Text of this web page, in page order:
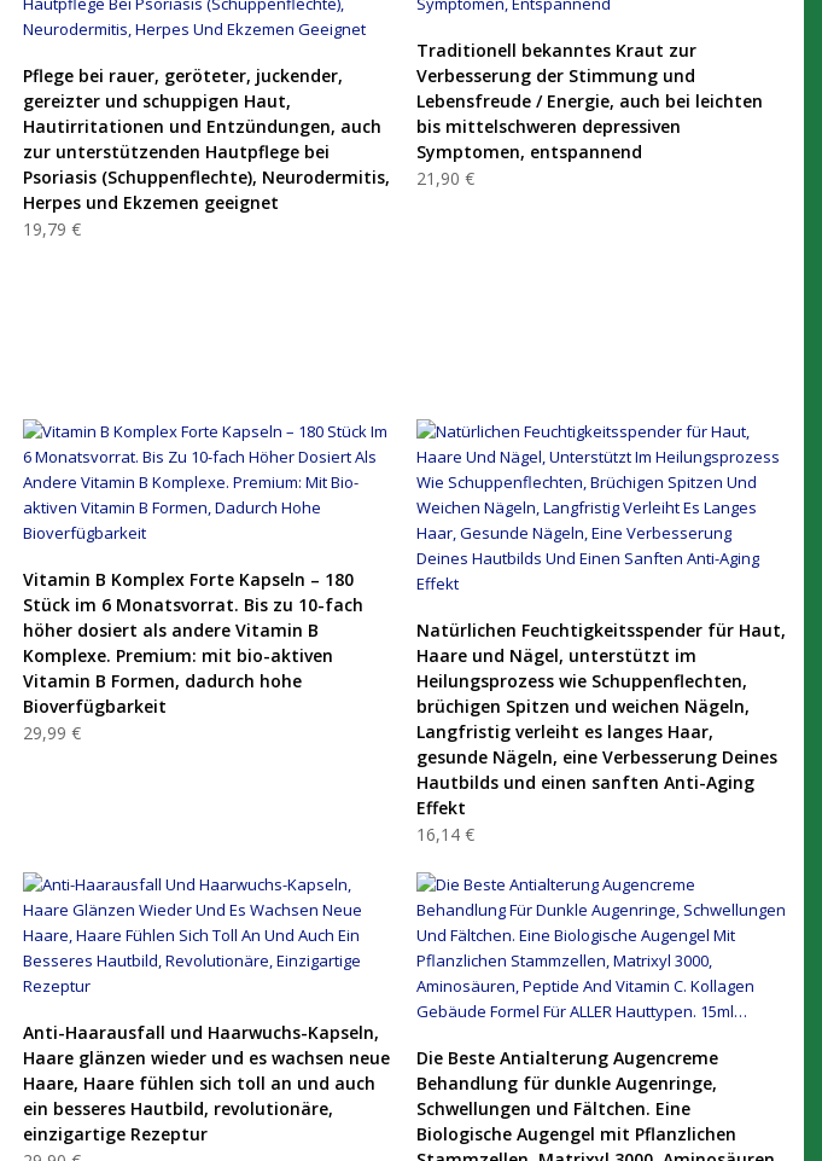
PRODUKT KAUFEN
Pflege bei rauer, geröteter, juckender,
gereizter und schuppigen Haut,
Hautirritationen und Entzündungen, auch
zur unterstützenden Hautpflege bei
Psoriasis (Schuppenflechte), Neurodermitis,
Herpes und Ekzemen geeignet
19,79 €
PRODUKT KAUFEN
Traditionell bekanntes Kraut zur
Verbesserung der Stimmung und
Lebensfreude / Energie, auch bei leichten
bis mittelschweren depressiven
Symptomen, entspannend
21,90 €
PRODUKT KAUFEN
Vitamin B Komplex Forte Kapseln – 180
Stück im 6 Monatsvorrat. Bis zu 10-fach
höher dosiert als andere Vitamin B
Komplexe. Premium: mit bio-aktiven
Vitamin B Formen, dadurch hohe
Bioverfügbarkeit
29,99 €
PRODUKT KAUFEN
Natürlichen Feuchtigkeitsspender für Haut,
Haare und Nägel, unterstützt im
Heilungsprozess wie Schuppenflechten,
brüchigen Spitzen und weichen Nägeln,
Langfristig verleiht es langes Haar,
gesunde Nägeln, eine Verbesserung Deines
Hautbilds und einen sanften Anti-Aging
Effekt
16,14 €
PRODUKT KAUFEN
Anti-Haarausfall und Haarwuchs-Kapseln,
Haare glänzen wieder und es wachsen neue
Haare, Haare fühlen sich toll an und auch
ein besseres Hautbild, revolutionäre,
einzigartige Rezeptur
PRODUKT KAUFEN
Die Beste Antialterung Augencreme
Behandlung für dunkle Augenringe,
Schwellungen und Fältchen. Eine
Biologische Augengel mit Pflanzlichen